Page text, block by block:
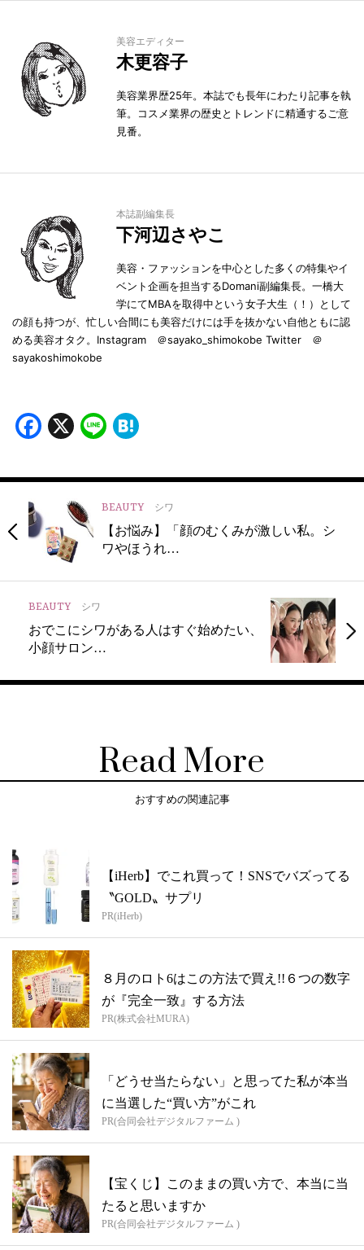
美容エディター
木更容子
美容業界歴25年。本誌でも長年にわたり記事を執
筆。コスメ業界の歴史とトレンドに精通するご意
見番。
本誌副編集長
下河辺さやこ
美容・ファッションを中心とした多くの特集やイ
ベント企画を担当するDomani副編集長。一橋大
学にてMBAを取得中という女子大生（！）として
の顔も持つが、忙しい合間にも美容だけには手を抜かない自他ともに認
める美容オタク。Instagram ＠sayako_shimokobe Twitter ＠
sayakoshimokobe
Facebook
X Line
BEAUTY シワ
【お悩み】「顔のむくみが激しい私。シ
ワやほうれ…
BEAUTY シワ
おでこにシワがある人はすぐ始めたい、
小顔サロン…
Read More
おすすめの関連記事
【iHerb】でこれ買って！SNSでバズってる
〝GOLD〟サプリ
PR(iHerb)
８月のロト6はこの方法で買え!!６つの数字
が『完全一致』する方法
PR(株式会社MURA)
「どうせ当たらない」と思ってた私が本当
に当選した“買い方”がこれ
PR(合同会社デジタルファーム )
【宝くじ】このままの買い方で、本当に当
たると思いますか
PR(合同会社デジタルファーム )